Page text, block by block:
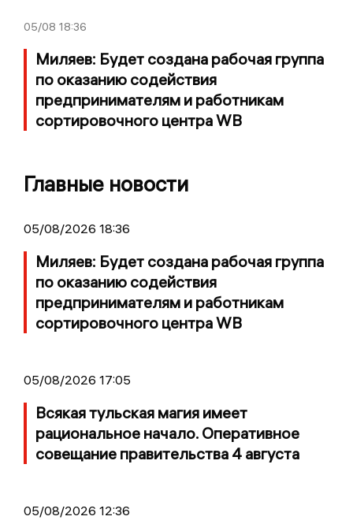
05/08 18:36
Миляев: Будет создана рабочая группа
по оказанию содействия
предпринимателям и работникам
сортировочного центра WB
Главные новости
05/08/2026 18:36
Миляев: Будет создана рабочая группа
по оказанию содействия
предпринимателям и работникам
сортировочного центра WB
05/08/2026 17:05
Всякая тульская магия имеет
рациональное начало. Оперативное
совещание правительства 4 августа
05/08/2026 12:36